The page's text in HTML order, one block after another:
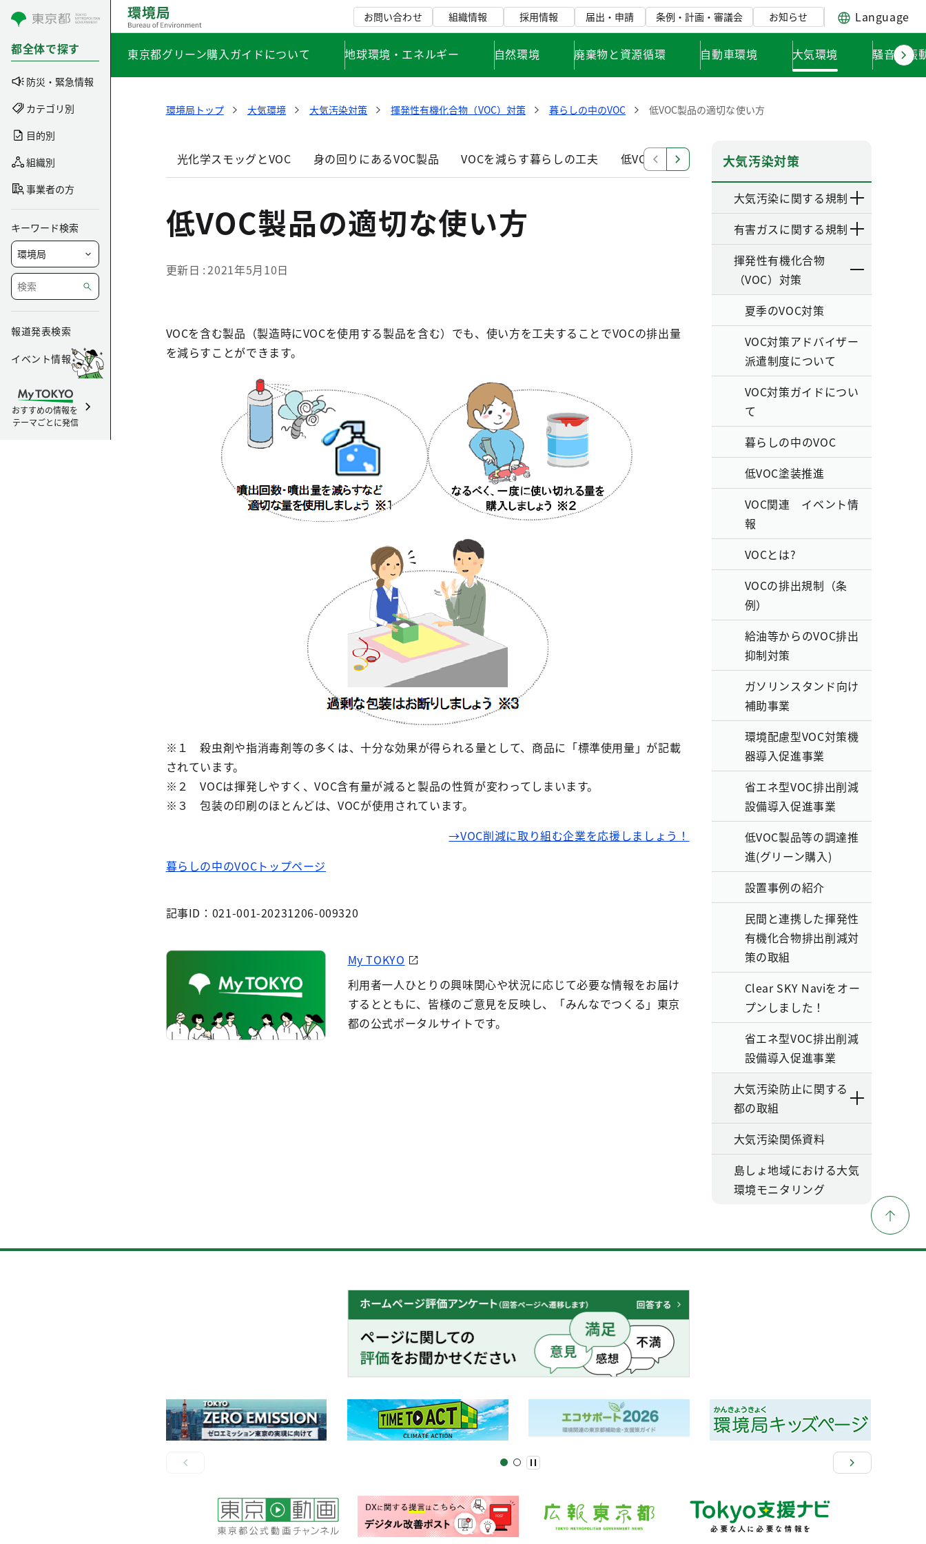
コンテンツにスキップ
都全体で探す
防災・緊急情報
カテゴリ別
目的別
組織別
事業者の方
キーワード検索
報道発表検索
イベント情報
おすすめの情報を
テーマごとに発信
お問い合わせ 組織情報 採用情報 届出・申請 条例・計画・審議会 お知らせ Language
東京都グリーン購入ガイドについて 地球環境・エネルギー 自然環境 廃棄物と資源循環 自動車環境 大気環境 騒音・振
環境局トップ 大気環境 大気汚染対策 揮発性有機化合物（VOC）対策 暮らしの中のVOC 低VOC製品の適切な使い方
光化学スモッグとVOC 身の回りにあるVOC製品 VOCを減らす暮らしの工夫 低VOC製品やサービスの選び方
低VOC製品の適切な使い方
更新日 2021年5月10日
VOCを含む製品（製造時にVOCを使用する製品を含む）でも、使い方を工夫することでVOCの排出量
を減らすことができます。
※１ 殺虫剤や指消毒剤等の多くは、十分な効果が得られる量として、商品に「標準使用量」が記載
されています。
※２ VOCは揮発しやすく、VOC含有量が減ると製品の性質が変わってしまいます。
※３ 包装の印刷のほとんどは、VOCが使用されています。
→VOC削減に取り組む企業を応援しましょう！
暮らしの中のVOCトップページ
記事ID：021-001-20231206-009320
My TOKYO
利用者一人ひとりの興味関心や状況に応じて必要な情報をお届け
するとともに、皆様のご意見を反映し、「みんなでつくる」東京
都の公式ポータルサイトです。
大気汚染対策
大気汚染に関する規制
有害ガスに関する規制
揮発性有機化合物
（VOC）対策
夏季のVOC対策
VOC対策アドバイザー
派遣制度について
VOC対策ガイドについ
て
暮らしの中のVOC
低VOC塗装推進
VOC関連 イベント情
報
VOCとは?
VOCの排出規制（条
例）
給油等からのVOC排出
抑制対策
ガソリンスタンド向け
補助事業
環境配慮型VOC対策機
器導入促進事業
省エネ型VOC排出削減
設備導入促進事業
低VOC製品等の調達推
進(グリーン購入)
設置事例の紹介
民間と連携した揮発性
有機化合物排出削減対
策の取組
Clear SKY Naviをオー
プンしました！
省エネ型VOC排出削減
設備導入促進事業
大気汚染防止に関する
都の取組
大気汚染関係資料
島しょ地域における大気
環境モニタリング